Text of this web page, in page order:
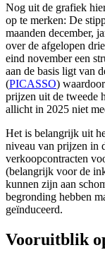
Nog uit de grafiek
op te merken: De
maanden december,
over de afgelopen
eind november een
aan de basis ligt van
(PICASSO)
prijzen uit de tweede
allicht in 2025 niet
Het is belangrijk uit
niveau van prijzen in
verkoopcontracten
(belangrijk voor de
kunnen zijn aan
begronding hebben
geïnduceerd.
Vooruitblik